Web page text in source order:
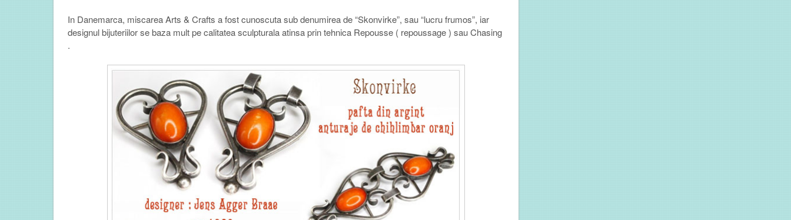
In Danemarca, miscarea Arts & Crafts a fost cunoscuta sub denumirea de “Skonvirke”, sau “lucru frumos”, iar
designul bijuteriilor se baza mult pe calitatea sculpturala atinsa prin tehnica Repousse ( repoussage ) sau Chasing
.